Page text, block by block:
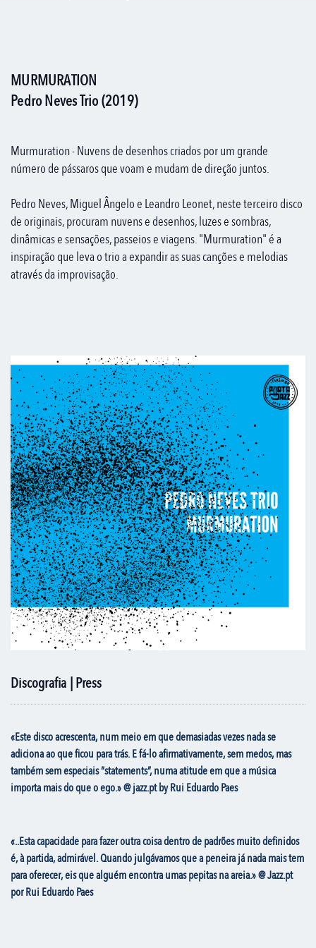
MURMURATION
Pedro Neves Trio (2019)
Murmuration - Nuvens de desenhos criados por um grande
número de pássaros que voam e mudam de direção juntos.
Pedro Neves, Miguel Ângelo e Leandro Leonet, neste terceiro disco
de originais, procuram nuvens e desenhos, luzes e sombras,
dinâmicas e sensações, passeios e viagens. "Murmuration" é a
inspiração que leva o trio a expandir as suas canções e melodias
através da improvisação.
Discografia | Press
«Este disco acrescenta, num meio em que demasiadas vezes nada se
adiciona ao que ficou para trás. E fá-lo afirmativamente, sem medos, mas
também sem especiais “statements”, numa atitude em que a música
importa mais do que o ego.» @ jazz.pt by Rui Eduardo Paes
«..Esta capacidade para fazer outra coisa dentro de padrões muito definidos
é, à partida, admirável. Quando julgávamos que a peneira já nada mais tem
para oferecer, eis que alguém encontra umas pepitas na areia.» @ Jazz.pt
por Rui Eduardo Paes